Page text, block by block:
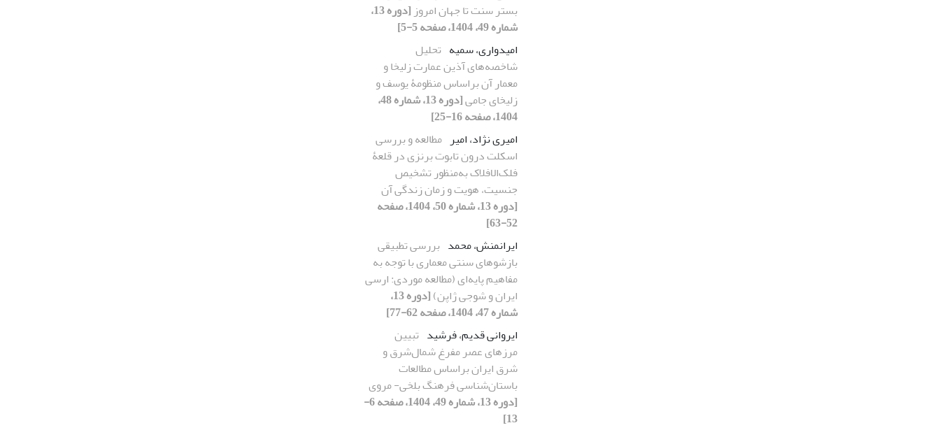
بستر سنت تا جهان امروز
[دوره 13،
شماره 49، 1404، صفحه 5-5]
امیدواری، سمیه تحلیل
شاخصه‌های آذین عمارت زلیخا و
معمار آن براساس منظومۀ یوسف و
زلیخای جامی
[دوره 13، شماره 48،
1404، صفحه 16-25]
امیری نژاد، امیر مطالعه و بررسی
اسکلت درون تابوت برنزی در قلعۀ
فلک‌‌الافلاک به‌منظور تشخیص
جنسیت، هویت و زمان زندگی آن
[دوره 13، شماره 50، 1404، صفحه
52-63]
ایرانمنش، محمد بررسی تطبیقی
بازشوهای سنتی معماری با توجه به
مفاهیم پایه‌‌ای (مطالعه موردی: ارسی
ایران و شوجی ژاپن)
[دوره 13،
شماره 47، 1404، صفحه 62-77]
ایروانی قدیم، فرشید تبیین
مرزهای عصر مفرغ شمال‌‌شرق و
شرق ایران براساس مطالعات
باستان‌شناسی فرهنگ بلخی- مروی
[دوره 13، شماره 49، 1404، صفحه 6-
13]